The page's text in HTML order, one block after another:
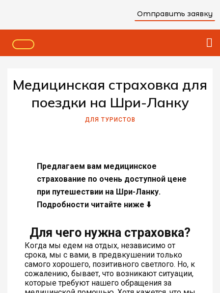
Отправить заявку
Медицинская страховка для
поездки на Шри-Ланку
ДЛЯ ТУРИСТОВ
Предлагаем вам медицинское
страхование по очень доступной цене
при путешествии на Шри-Ланку.
Подробности читайте ниже ⬇️
Для чего нужна страховка?
Когда мы едем на отдых, независимо от
срока, мы с вами, в предвкушении только
самого хорошего, позитивного светлого. Но, к
сожалению, бывает, что возникают ситуации,
которые требуют нашего обращения за